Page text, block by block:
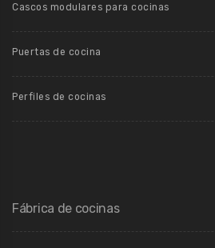
Cascos modulares para cocinas
Puertas de cocina
Perfiles de cocinas
Fábrica de cocinas